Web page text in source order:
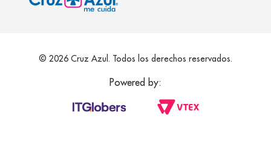
© 2026 Cruz Azul. Todos los derechos reservados.
Powered by: